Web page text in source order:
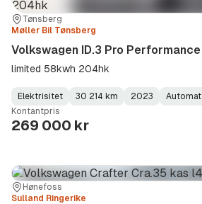
Sted:Tønsberg
Forhandler:
Møller Bil Tønsberg
Volkswagen ID.3 Pro Performance
limited 58kwh 204hk
Fuel
Type:
Elektrisitet
Kilometerstand:
30 214 km
Model
Year:
2023
Gearbox
Type:
Automat
Kontantpris
269 000 kr
Sted:Hønefoss
Forhandler:
Sulland Ringerike